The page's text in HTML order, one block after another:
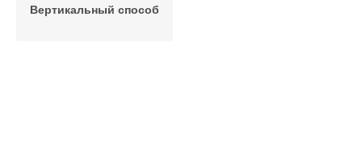
Вертикальный способ